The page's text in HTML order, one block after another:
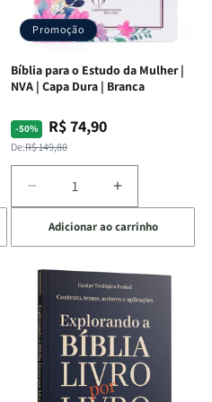
Promoção
Bíblia para o Estudo da Mulher |
NVA | Capa Dura | Branca
-50%
Preço
normal
De:R$ 149,80
Preço
promocional
R$ 74,90
Diminuir
a
quantidade
de
Bíblia
o
Estudo
da
Mulher
Aumentar
a
quantidade
de
Bíblia
para
o
Estudo
Mulher
|
Adicionar ao carrinho